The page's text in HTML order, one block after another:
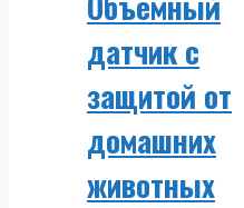
датчик с
защитой от
домашних
животных